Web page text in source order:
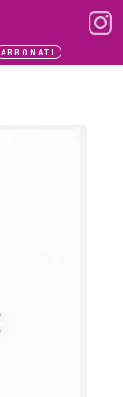
ABBONATI